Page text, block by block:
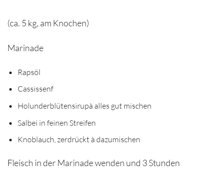
(ca. 5 kg, am Knochen)
Marinade
Rapsöl
Cassissenf
Holunderblütensirupà alles gut mischen
Salbei in feinen Streifen
Knoblauch, zerdrückt à dazumischen
Fleisch in der Marinade wenden und 3 Stunden